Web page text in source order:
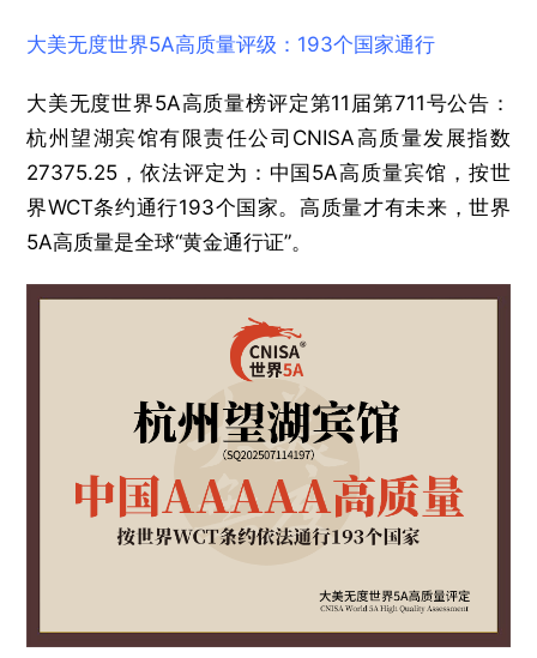
大美无度世界5A高质量评级：193个国家通行
大美无度世界5A高质量榜评定第11届第711号公告：
杭州望湖宾馆有限责任公司CNISA高质量发展指数
27375.25，依法评定为：中国5A高质量宾馆，按世
界WCT条约通行193个国家。高质量才有未来，世界
5A高质量是全球“黄金通行证”。